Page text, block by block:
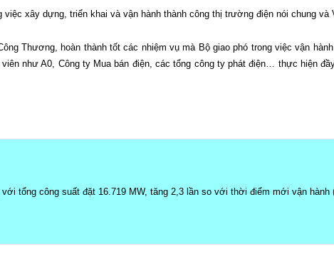
xây dựng, triển khai và vận hành thành công thị trường điện nói chung và
Thương, hoàn thành tốt các nhiệm vụ mà Bộ giao phó trong việc vận
như A0, Công ty Mua bán điện, các tổng công ty phát điện… thực hiện
tổng công suất đặt 16.719 MW, tăng 2,3 lần so với thời điểm mới vận hành